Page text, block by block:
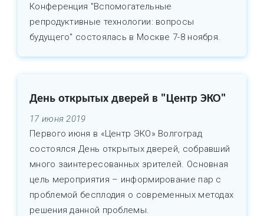
Конференция "Вспомогательные
репродуктивные технологии: вопросы
будущего" состоялась в Москве 7-8 ноября.
День открытых дверей в "Центр ЭКО"
17 июня 2019
Первого июня в «Центр ЭКО» Волгоград
состоялся День открытых дверей, собравший
много заинтересованных зрителей. Основная
цель мероприятия – информирование пар с
проблемой бесплодия о современных методах
решения данной проблемы.